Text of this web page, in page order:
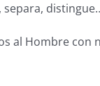
al Hombre con